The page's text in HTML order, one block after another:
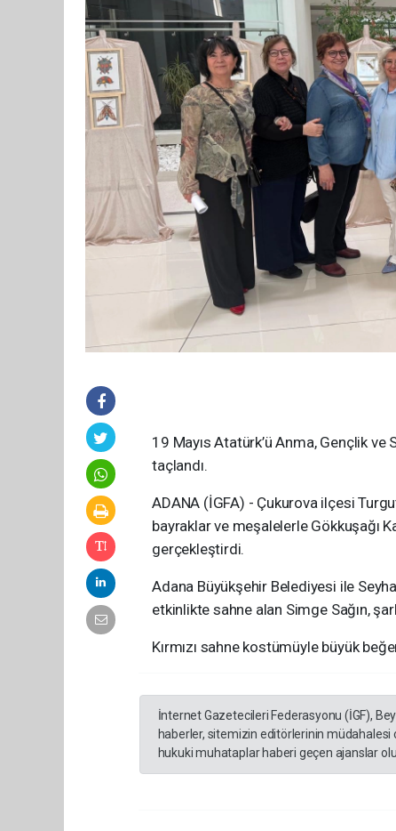
19 Mayıs Atatürk’ü Anma, Gençlik ve
taçlandı.
ADANA (İGFA) - Çukurova ilçesi
bayraklar ve meşalelerle Gökkuşağı
gerçekleştirdi.
Adana Büyükşehir Belediyesi ile
etkinlikte sahne alan Simge Sağın,
Kırmızı sahne kostümüyle büyük
İnternet Gazetecileri Federasyonu (İGF),
haberler, sitemizin editörlerinin müdahalesi
hukuki muhataplar haberi geçen ajanslar